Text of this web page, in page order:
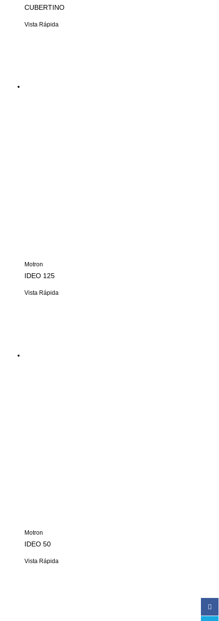
CUBERTINO
Vista Rápida
Motron
IDEO 125
Vista Rápida
Motron
IDEO 50
Vista Rápida